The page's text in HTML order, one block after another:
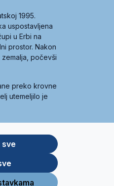
1995.
uspostavljena
u Erbi na
prostor. Nakon
počevši
preko krovne
utemeljilo je
sve